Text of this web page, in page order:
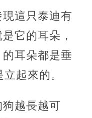
這只泰迪有
它的耳朵，
耳朵都是垂
起來的。
越長越可